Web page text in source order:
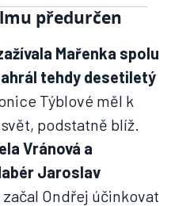
předurčen
Mařenka spolu
tehdy desetiletý
Týblové měl k
podstatně blíž.
Vránová a
Jaroslav
Ondřej účinkovat